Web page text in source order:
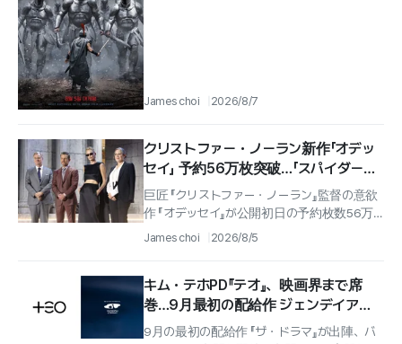
James choi 2026/8/7
クリストファー・ノーラン新作「オデッ
セイ」 予約56万枚突破…「スパイダーマ
ン4」が猛追
巨匠 『クリストファー・ノーラン』監督の意欲
作 『オデッセイ』が公開初日の予約枚数56万
枚を軽々と突破し、夏の劇場街の勢力図を揺
James choi 2026/8/5
キム・テホPD『テオ』、映画界まで席
巻…9月最初の配給作 ジェンデイア
『ザ・ドラマ』
9月の最初の配給作 『ザ・ドラマ』が出陣、バ